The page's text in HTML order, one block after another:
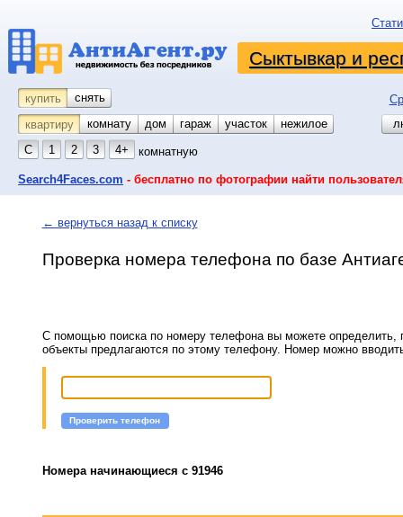
Сыктывкар и
купить снять
квартиру
комнату койко-место
дом гараж участок
нежилое
С
1 2 3 4+ комнатную
Search4Faces.com - бесплатно по фотографии найти
← вернуться назад к списку
Проверка номера телефона по базе
С помощью поиска по номеру телефона вы можете определить,
объекты предлагаются по этому телефону. Номер можно
Проверить телефон
Номера начинающиеся с 91946